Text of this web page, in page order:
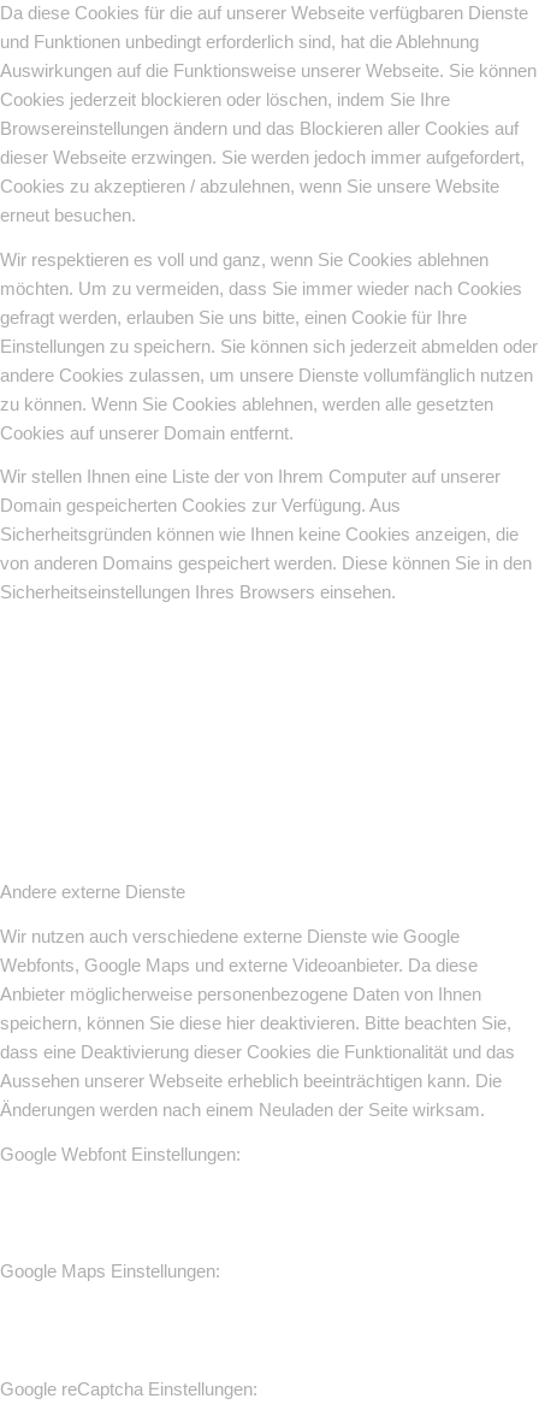
Da diese Cookies für die auf unserer Webseite verfügbaren Dienste
und Funktionen unbedingt erforderlich sind, hat die Ablehnung
Auswirkungen auf die Funktionsweise unserer Webseite. Sie können
Cookies jederzeit blockieren oder löschen, indem Sie Ihre
Browsereinstellungen ändern und das Blockieren aller Cookies auf
dieser Webseite erzwingen. Sie werden jedoch immer aufgefordert,
Cookies zu akzeptieren / abzulehnen, wenn Sie unsere Website
erneut besuchen.
Wir respektieren es voll und ganz, wenn Sie Cookies ablehnen
möchten. Um zu vermeiden, dass Sie immer wieder nach Cookies
gefragt werden, erlauben Sie uns bitte, einen Cookie für Ihre
Einstellungen zu speichern. Sie können sich jederzeit abmelden oder
andere Cookies zulassen, um unsere Dienste vollumfänglich nutzen
zu können. Wenn Sie Cookies ablehnen, werden alle gesetzten
Cookies auf unserer Domain entfernt.
Wir stellen Ihnen eine Liste der von Ihrem Computer auf unserer
Domain gespeicherten Cookies zur Verfügung. Aus
Sicherheitsgründen können wie Ihnen keine Cookies anzeigen, die
von anderen Domains gespeichert werden. Diese können Sie in den
Sicherheitseinstellungen Ihres Browsers einsehen.
Andere externe Dienste
Wir nutzen auch verschiedene externe Dienste wie Google
Webfonts, Google Maps und externe Videoanbieter. Da diese
Anbieter möglicherweise personenbezogene Daten von Ihnen
speichern, können Sie diese hier deaktivieren. Bitte beachten Sie,
dass eine Deaktivierung dieser Cookies die Funktionalität und das
Aussehen unserer Webseite erheblich beeinträchtigen kann. Die
Änderungen werden nach einem Neuladen der Seite wirksam.
Google Webfont Einstellungen:
Google Maps Einstellungen:
Google reCaptcha Einstellungen: